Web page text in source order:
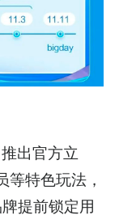
出官方立
特色玩法，
提前锁定用